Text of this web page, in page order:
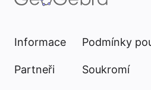
Informace
Partneři
Podmínky
Soukromí